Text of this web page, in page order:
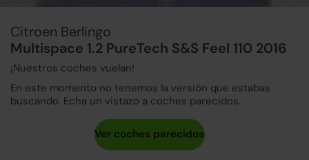
Citroen Berlingo
Multispace 1.2 PureTech S&S Feel 110 2016
¡Nuestros coches vuelan!
En este momento no tenemos la versión que estabas
buscando. Echa un vistazo a coches parecidos.